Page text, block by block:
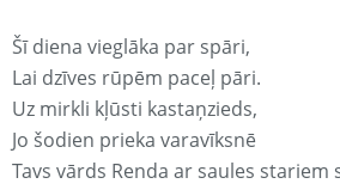
Šī diena vieglāka par spāri,
Lai dzīves rūpēm paceļ pāri.
Uz mirkli kļūsti kastaņzieds,
Jo šodien prieka varavīksnē
Tavs vārds Renda ar saules stariem